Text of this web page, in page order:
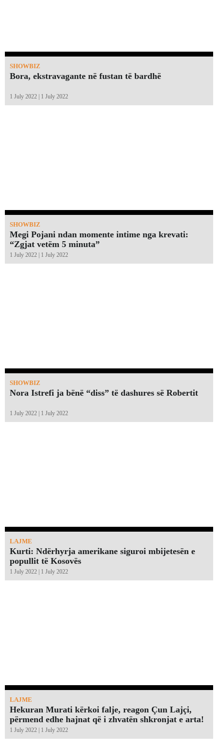
SHOWBIZ
Bora, ekstravagante në fustan të bardhë
1 July 2022 | 1 July 2022
SHOWBIZ
Megi Pojani ndan momente intime nga krevati:
“Zgjat vetëm 5 minuta”￼
1 July 2022 | 1 July 2022
SHOWBIZ
Nora Istrefi ja bënë “diss” të dashures së Robertit
1 July 2022 | 1 July 2022
LAJME
Kurti: Ndërhyrja amerikane siguroi mbijetesën e
popullit të Kosovës
1 July 2022 | 1 July 2022
LAJME
Hekuran Murati kërkoi falje, reagon Çun Lajçi,
përmend edhe hajnat që i zhvatën shkronjat e arta!￼
1 July 2022 | 1 July 2022